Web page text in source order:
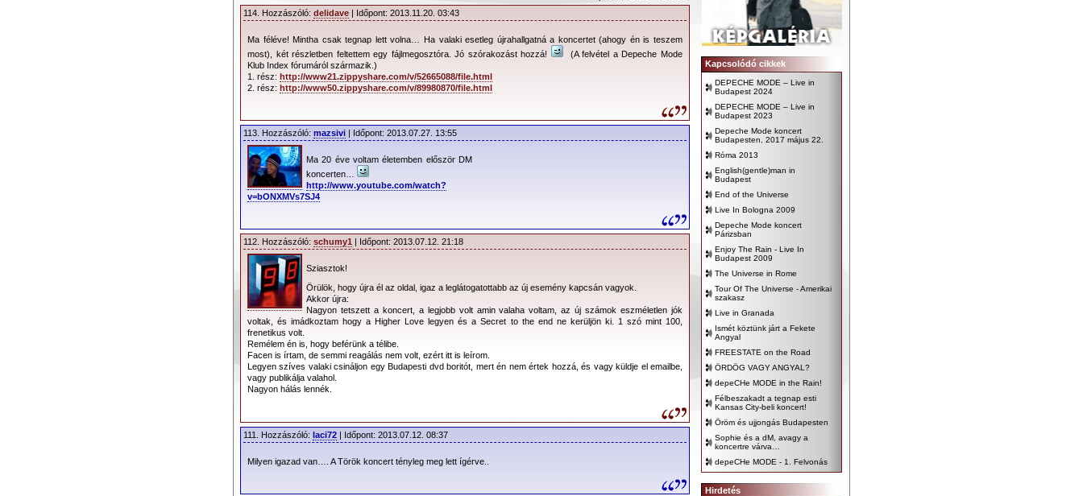
Ismét Budapesten a depeCHe MODE! Ahogy az már megszokott fél
évvel a turné indulása előtt kaphatóak a jegyek az együttes
koncertjeire. Október 26-ától a budapesti jegyek is megvásárolhatók.
Ebben a cikkben a koncerttel kapcsolatos hasznos információkat
A jegyértékesítés 2012. október 26-án 7 órakor kezdődött. 40.000 jegy vár
gazdára, a színpad előtti ún. kiemelt álló jegyek már el is fogytak. A jegyárak 9.900,-
és 29.900,- forint között mozognak típustól függően.
Dátum: 2013.05.21.
Kapunyitás: 19:00
Kezdés:
Helyszín:
(Bp. XIV., Istvánmezei út 3-5.)
Online jegyrendelés: www.ticketpro.hu
Jegyárusító helyek: Ticketpro hálózat
Szervező:
Befogadóképesség: 40.000
114. Hozzászóló: delidave | Időpont: 2013.11.20. 03:43
Ma féléve! Mintha csak tegnap lett volna… Ha valaki esetleg újrahallgatná a koncertet (ahogy én is teszem
most), két részletben feltettem egy fájlmegosztóra. Jó szórakozást hozzá!
(A felvétel a Depeche Mode
Klub Index fórumáról származik.)
1. rész: http://www21.zippyshare.com/v/52665088/file.html
2. rész: http://www50.zippyshare.com/v/89980870/file.html
113. Hozzászóló: mazsivi | Időpont: 2013.07.27. 13:55
Ma 20 éve voltam életemben először DM
koncerten…
http://www.youtube.com/watch?
v=bONXMVs7SJ4
112. Hozzászóló: schumy1 | Időpont: 2013.07.12. 21:18
Sziasztok!
Örülök, hogy újra él az oldal, igaz a leglátogatottabb az új esemény kapcsán vagyok.
Akkor újra:
Nagyon tetszett a koncert, a legjobb volt amin valaha voltam, az új számok eszméletlen jók
voltak, és imádkoztam hogy a Higher Love legyen és a Secret to the end ne kerüljön ki. 1 szó mint 100,
frenetikus volt.
Remélem én is, hogy beférünk a télibe.
Facen is írtam, de semmi reagálás nem volt, ezért itt is leírom.
Legyen szíves valaki csináljon egy Budapesti dvd boritót, mert én nem értek hozzá, és vagy küldje el emailbe,
vagy publikálja valahol.
Nagyon hálás lennék.
111. Hozzászóló: laci72 | Időpont: 2013.07.12. 08:37
Milyen igazad van…. A Török koncert tényleg meg lett ígérve..
Kapcsolódó cikkek
DEPECHE MODE – Live in
Budapest 2024
DEPECHE MODE – Live in
Budapest 2023
Depeche Mode koncert
Budapesten, 2017 május 22.
Róma 2013
English(gentle)man in
Budapest
End of the Universe
Live In Bologna 2009
Depeche Mode koncert
Párizsban
Enjoy The Rain - Live In
Budapest 2009
The Universe in Rome
Tour Of The Universe - Amerikai
szakasz
Live in Granada
Ismét köztünk járt a Fekete
Angyal
FREESTATE on the Road
ÖRDÖG VAGY ANGYAL?
depeCHe MODE in the Rain!
Félbeszakadt a tegnap esti
Kansas City-beli koncert!
Öröm és ujjongás Budapesten
Sophie és a dM, avagy a
koncertre várva…
depeCHe MODE - 1. Felvonás
Hirdetés